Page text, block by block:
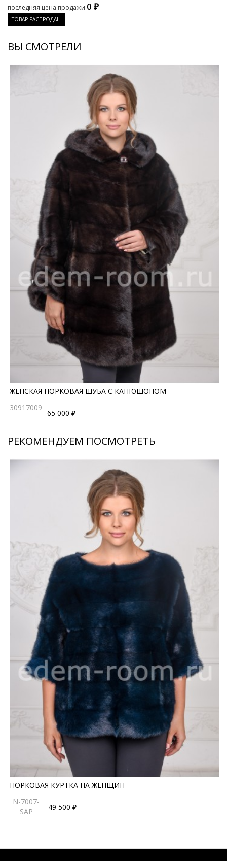
последняя цена продажи 0 ₽
ТОВАР РАСПРОДАН
ВЫ СМОТРЕЛИ
ЖЕНСКАЯ НОРКОВАЯ ШУБА С КАПЮШОНОМ
30917009
65 000 ₽
РЕКОМЕНДУЕМ ПОСМОТРЕТЬ
НОРКОВАЯ КУРТКА НА ЖЕНЩИН
N-7007-
SAP
49 500 ₽